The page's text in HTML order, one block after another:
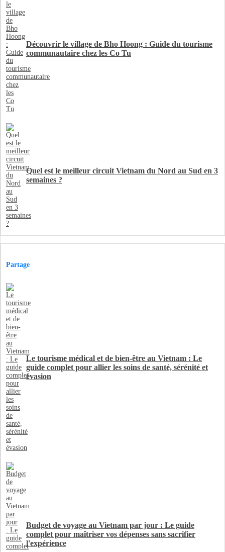
Découvrir le village de Bho Hoong : Guide du tourisme
communautaire chez les Co Tu
Quel est le meilleur circuit Vietnam du Nord au Sud en 3
semaines ?
Partage
Le tourisme médical et de bien-être au Vietnam : Le
guide complet pour allier les soins de santé, sérénité et
évasion
Budget de voyage au Vietnam par jour : Le guide
complet pour maîtriser vos dépenses sans sacrifier
l'expérience